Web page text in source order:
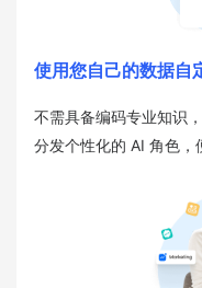
使用您自己的数据自
不需具备编码专业知识
分发个性化的 AI 角色，